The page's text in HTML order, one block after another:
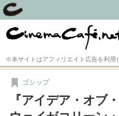
※本サイトはアフィリエイト広告を利用
『アイデア・オブ
ゴシップ